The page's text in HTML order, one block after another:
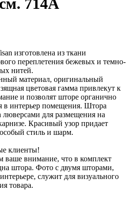
714А
изготовлена из ткани
переплетения бежевых и темно-
нитей.
материал, оригинальный
цветовая гамма привлекут к
и позволят шторе органично
в интерьер помещения. Штора
люверсами для размещения на
Красивый узор придает
стиль и шарм.
клиенты!
ваше внимание, что в комплект
штора. Фото с двумя шторами,
служит для визуального
товара.